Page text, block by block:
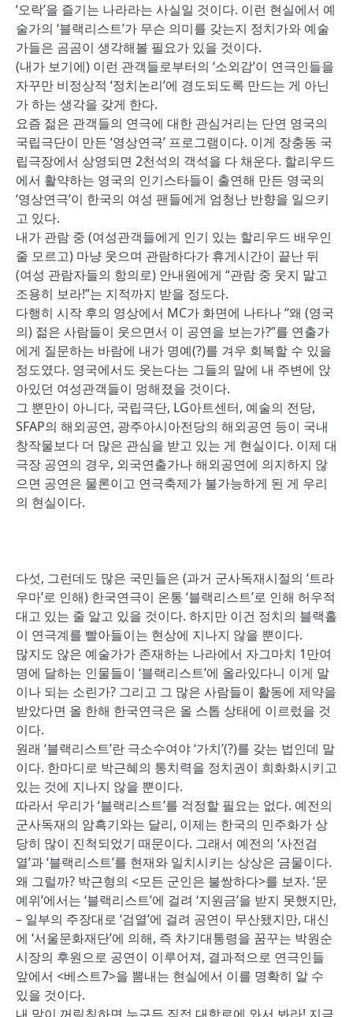
‘오락’을 즐기는 나라라는 사실일 것이다. 이런 현실에서 예
술가의 ‘블랙리스트’가 무슨 의미를 갖는지 정치가와 예술
가들은 곰곰이 생각해볼 필요가 있을 것이다.
(내가 보기에) 이런 관객들로부터의 ‘소외감’이 연극인들을
자꾸만 비정상적 ‘정치논리’에 경도되도록 만드는 게 아닌
가 하는 생각을 갖게 한다.
요즘 젊은 관객들의 연극에 대한 관심거리는 단연 영국의
국립극단이 만든 ‘영상연극’ 프로그램이다. 이게 장충동 국
립극장에서 상영되면 2천석의 객석을 다 채운다. 할리우드
에서 활약하는 영국의 인기스타들이 출연해 만든 영국의
‘영상연극’이 한국의 여성 팬들에게 엄청난 반향을 일으키
고 있다.
내가 관람 중 (여성관객들에게 인기 있는 할리우드 배우인
줄 모르고) 마냥 웃으며 관람하다가 휴게시간이 끝난 뒤
(여성 관람자들의 항의로) 안내원에게 “관람 중 웃지 말고
조용히 보라!”는 지적까지 받을 정도다.
다행히 시작 후의 영상에서 MC가 화면에 나타나 “왜 (영국
의) 젊은 사람들이 웃으면서 이 공연을 보는가?”를 연출가
에게 질문하는 바람에 내가 명예(?)를 겨우 회복할 수 있을
정도였다. 영국에서도 웃는다는 그들의 말에 내 주변에 앉
아있던 여성관객들이 멍해졌을 것이다.
그 뿐만이 아니다, 국립극단, LG아트센터, 예술의 전당,
SFAP의 해외공연, 광주아시아전당의 해외공연 등이 국내
창작물보다 더 많은 관심을 받고 있는 게 현실이다. 이제 대
극장 공연의 경우, 외국연출가나 해외공연에 의지하지 않
으면 공연은 물론이고 연극축제가 불가능하게 된 게 우리
의 현실이다.
다섯, 그런데도 많은 국민들은 (과거 군사독재시절의 ‘트라
우마’로 인해) 한국연극이 온통 ‘블랙리스트’로 인해 허우적
대고 있는 줄 알고 있을 것이다. 하지만 이건 정치의 블랙홀
이 연극계를 빨아들이는 현상에 지나지 않을 뿐이다.
많지도 않은 예술가가 존재하는 나라에서 자그마치 1만여
명에 달하는 인물들이 ‘블랙리스트’에 올라있다니 이게 말
이나 되는 소린가? 그리고 그 많은 사람들이 활동에 제약을
받았다면 올 한해 한국연극은 올 스톱 상태에 이르렀을 것
이다.
원래 ‘블랙리스트’란 극소수여야 ‘가치’(?)를 갖는 법인데 말
이다. 한마디로 박근혜의 통치력을 정치권이 희화화시키고
있는 것에 지나지 않을 뿐이다.
따라서 우리가 ‘블랙리스트’를 걱정할 필요는 없다. 예전의
군사독재의 암흑기와는 달리, 이제는 한국의 민주화가 상
당히 많이 진척되었기 때문이다. 그래서 예전의 ‘사전검
열’과 ‘블랙리스트’를 현재와 일치시키는 상상은 금물이다.
왜 그럴까? 박근형의 <모든 군인은 불쌍하다>를 보자. ‘문
예위’에서는 ‘블랙리스트’에 걸려 ‘지원금’을 받지 못했지만,
– 일부의 주장대로 ‘검열’에 걸려 공연이 무산됐지만, 대신
에 ‘서울문화재단’에 의해, 즉 차기대통령을 꿈꾸는 박원순
시장의 후원으로 공연이 이루어져, 결과적으로 연극인들
앞에서 <베스트7>을 뽐내는 현실에서 이를 명확히 알 수
있을 것이다.